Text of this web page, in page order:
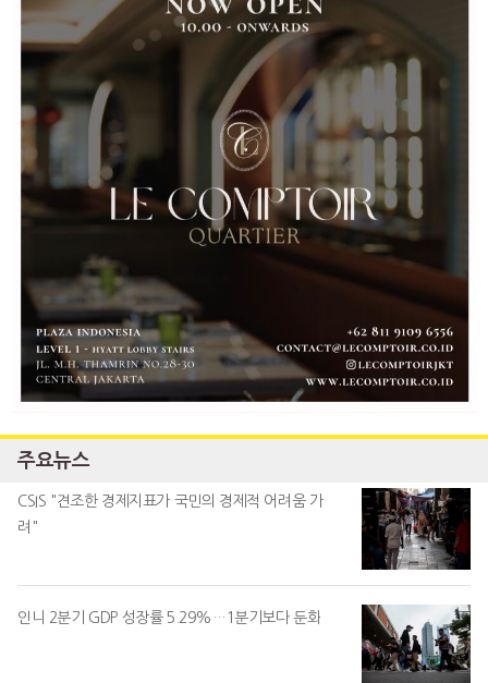
주요뉴스
CSIS "견조한 경제지표가 국민의 경제적 어려움 가
려"
인니 2분기 GDP 성장률 5.29%…1분기보다 둔화